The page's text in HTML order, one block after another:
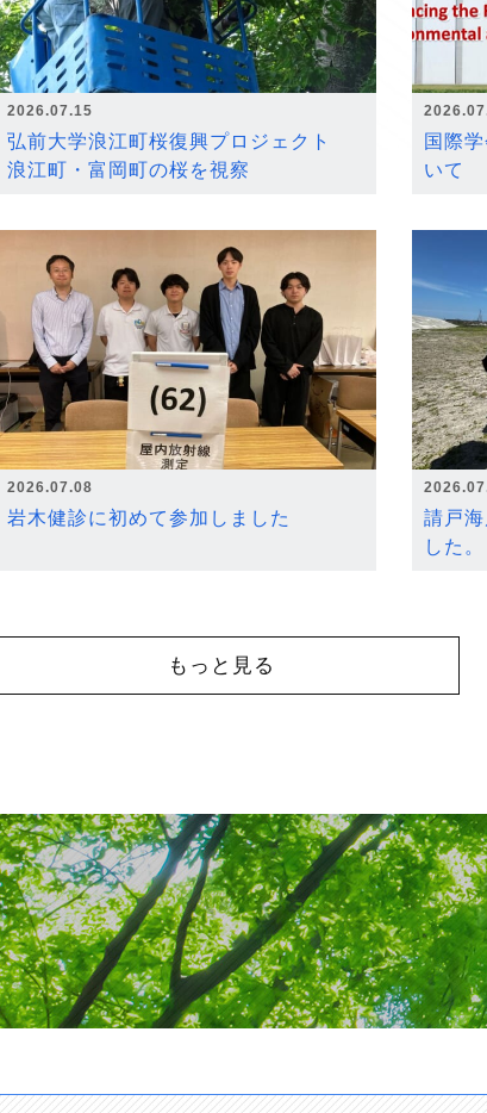
2026.07.15
弘前大学浪江町桜復興プロジェクト
浪江町・富岡町の桜を視察
国際
いて
2026.07.08
岩木健診に初めて参加しました
請戸
した。
もっと見る